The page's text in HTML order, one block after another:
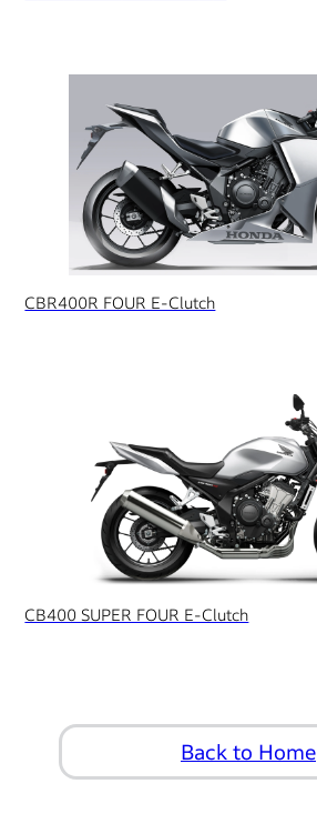
CBR400R FOUR E-Clutch
CB400 SUPER FOUR E-Clutch
Back to Home